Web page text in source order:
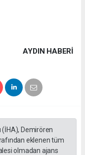
AYDIN HABERİ
(İHA), Demirören
eklenen tüm
olmadan ajans